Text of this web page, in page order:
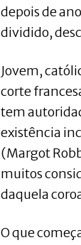
depois de
dividido,
Jovem,
corte
tem
existência
(Margot
muitos
daquela
O que